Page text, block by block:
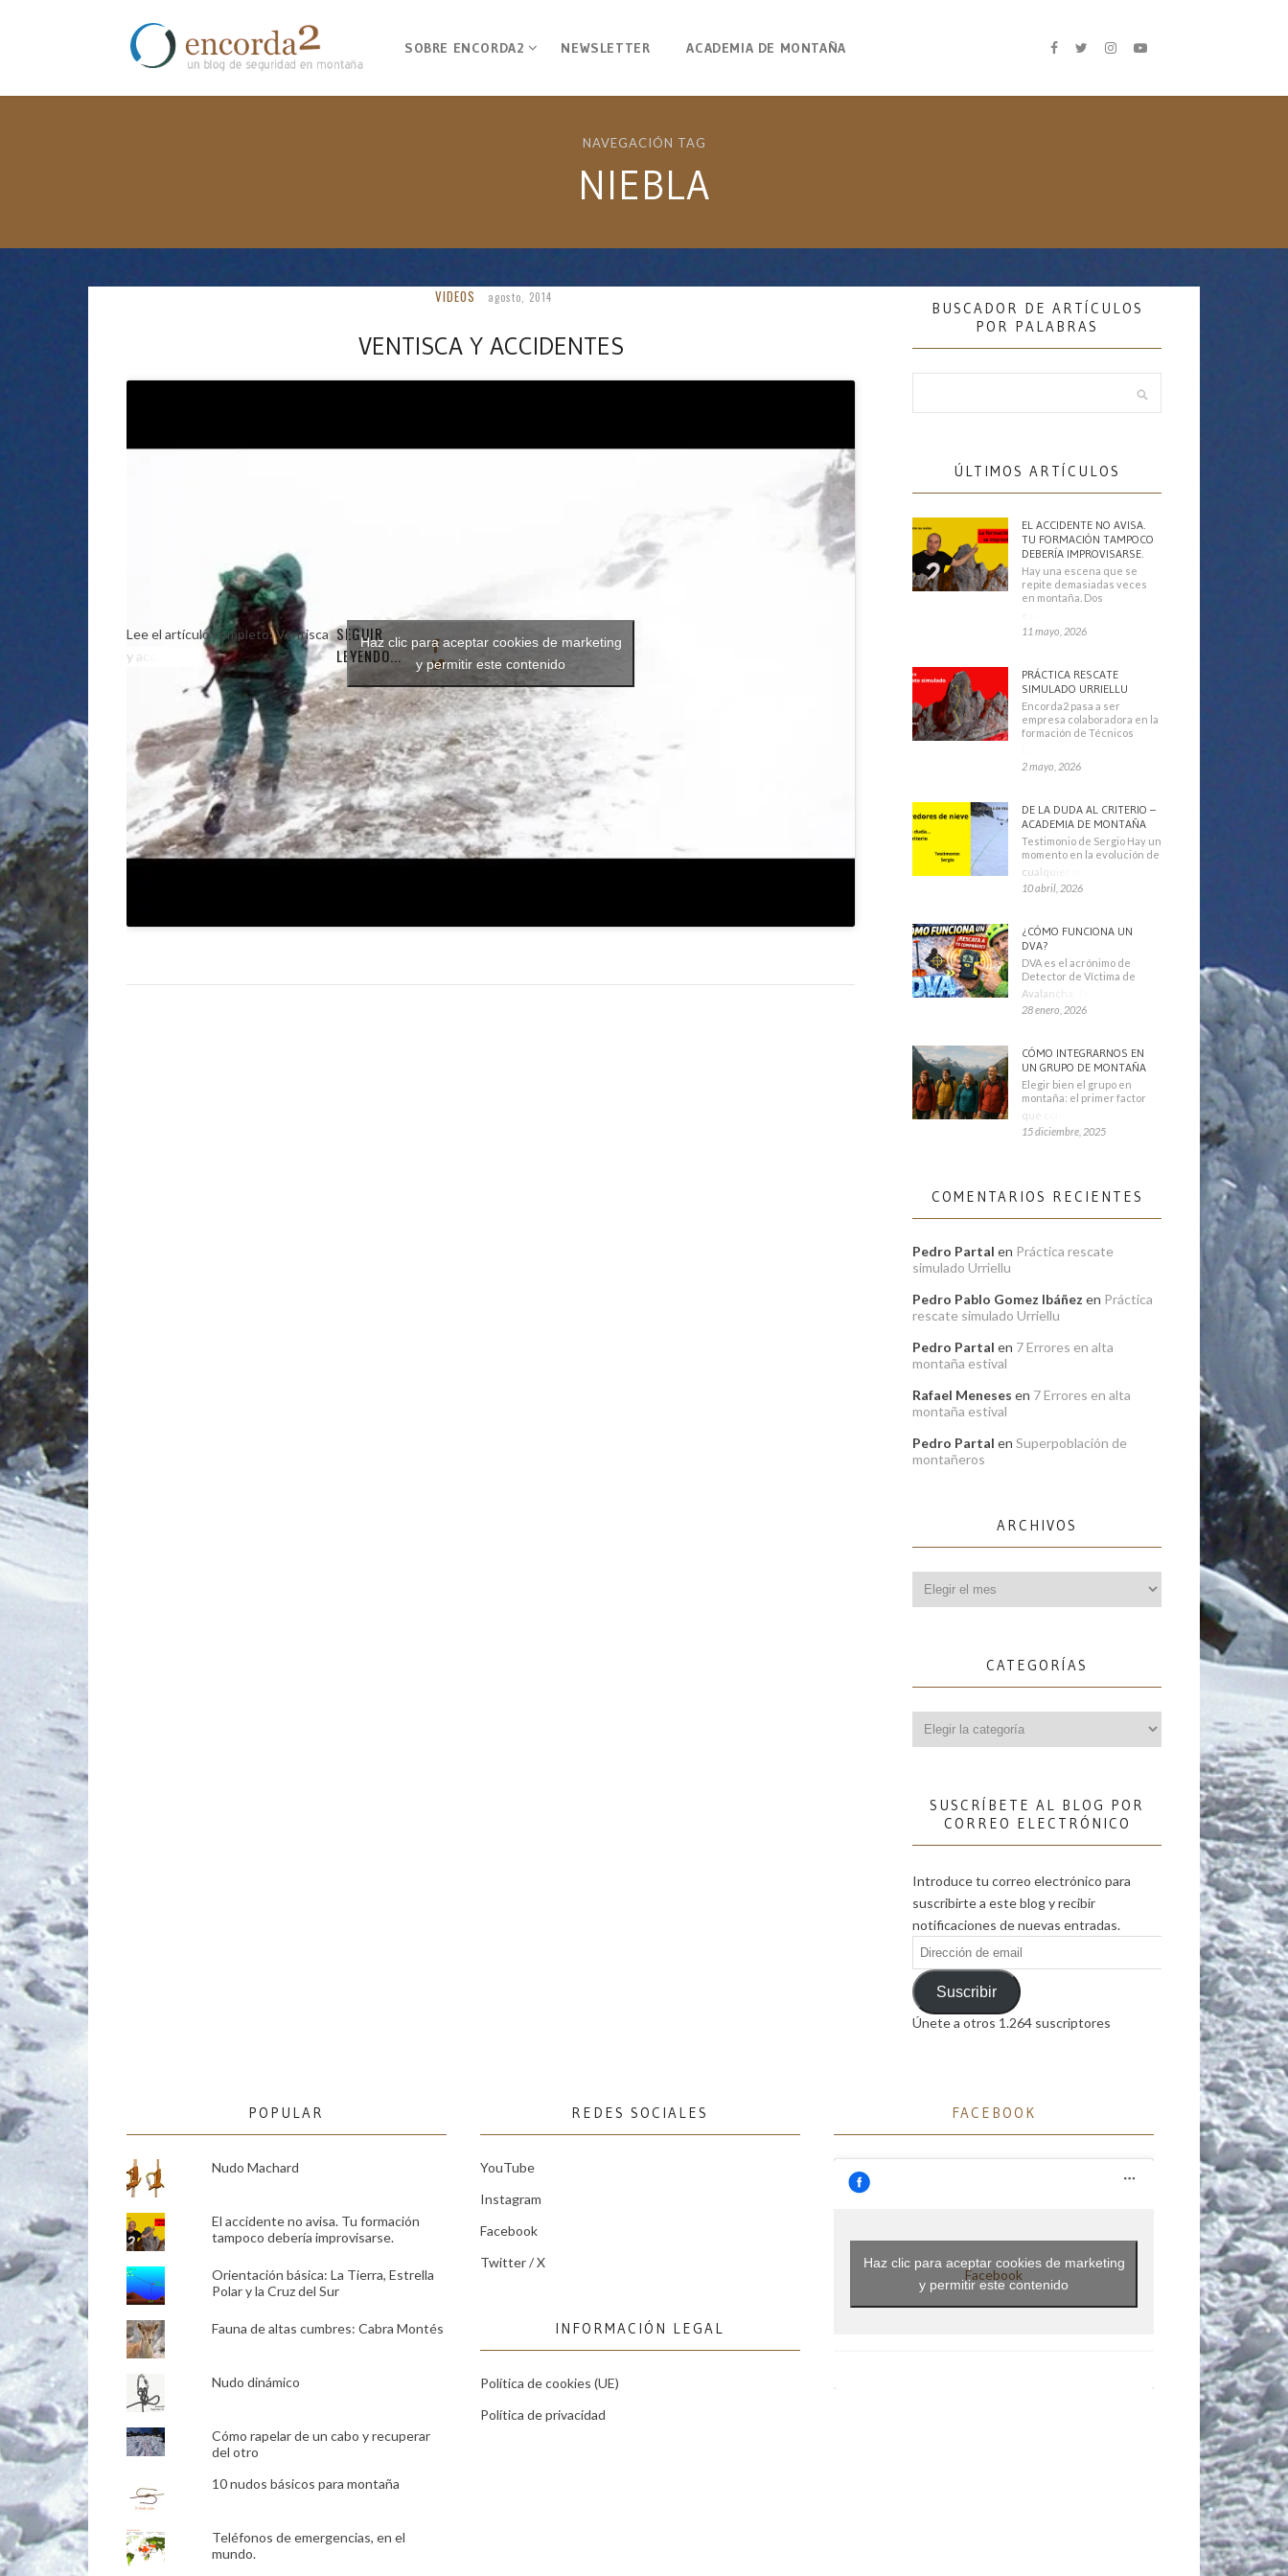
SOBRE ENCORDA2 NEWSLETTER ACADEMIA DE MONTAÑA
NAVEGACIÓN TAG
NIEBLA
VIDEOS agosto, 2014
VENTISCA Y ACCIDENTES
Lee el artículo completo: Ventisca
y accidentes
SEGUIR
LEYENDO...
Haz clic para aceptar cookies de marketing
y permitir este contenido
BUSCADOR DE ARTÍCULOS
POR PALABRAS
ÚLTIMOS ARTÍCULOS
EL ACCIDENTE NO AVISA.
TU FORMACIÓN TAMPOCO
DEBERÍA IMPROVISARSE.
Hay una escena que se
repite demasiadas veces
en montaña. Dos
11 mayo, 2026
PRÁCTICA RESCATE
SIMULADO URRIELLU
Encorda2 pasa a ser
empresa colaboradora en la
formación de Técnicos
2 mayo, 2026
DE LA DUDA AL CRITERIO –
ACADEMIA DE MONTAÑA
Testimonio de Sergio Hay un
momento en la evolución de
cualquier montañero
10 abril, 2026
¿CÓMO FUNCIONA UN
DVA?
DVA es el acrónimo de
Detector de Víctima de
Avalancha. También se
28 enero, 2026
CÓMO INTEGRARNOS EN
UN GRUPO DE MONTAÑA
Elegir bien el grupo en
montaña: el primer factor
que condiciona tu
15 diciembre, 2025
COMENTARIOS RECIENTES
Pedro Partal en Práctica rescate
simulado Urriellu
Pedro Pablo Gomez Ibáñez en Práctica
rescate simulado Urriellu
Pedro Partal en 7 Errores en alta
montaña estival
Rafael Meneses en 7 Errores en alta
montaña estival
Pedro Partal en Superpoblación de
montañeros
ARCHIVOS
CATEGORÍAS
SUSCRÍBETE AL BLOG POR
CORREO ELECTRÓNICO
Introduce tu correo electrónico para
suscribirte a este blog y recibir
notificaciones de nuevas entradas.
Dirección
de
emailSuscribir
Únete a otros 1.264 suscriptores
POPULAR
Nudo Machard
El accidente no avisa. Tu formación
tampoco debería improvisarse.
Orientación básica: La Tierra, Estrella
Polar y la Cruz del Sur
Fauna de altas cumbres: Cabra Montés
Nudo dinámico
Cómo rapelar de un cabo y recuperar
del otro
10 nudos básicos para montaña
Teléfonos de emergencias, en el
mundo.
REDES SOCIALES
YouTube
Instagram
Facebook
Twitter / X
INFORMACIÓN LEGAL
Política de cookies (UE)
Política de privacidad
FACEBOOK
Facebook
Haz clic para aceptar cookies de marketing
y permitir este contenido